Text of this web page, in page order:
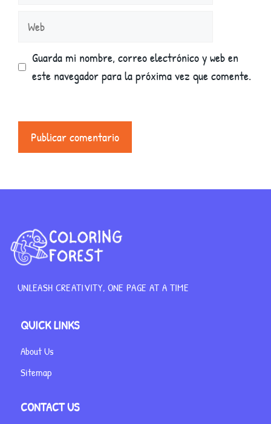
Web
Guarda mi nombre, correo electrónico y web en
este navegador para la próxima vez que comente.
UNLEASH CREATIVITY, ONE PAGE AT A TIME
QUICK LINKS
About Us
Sitemap
CONTACT US